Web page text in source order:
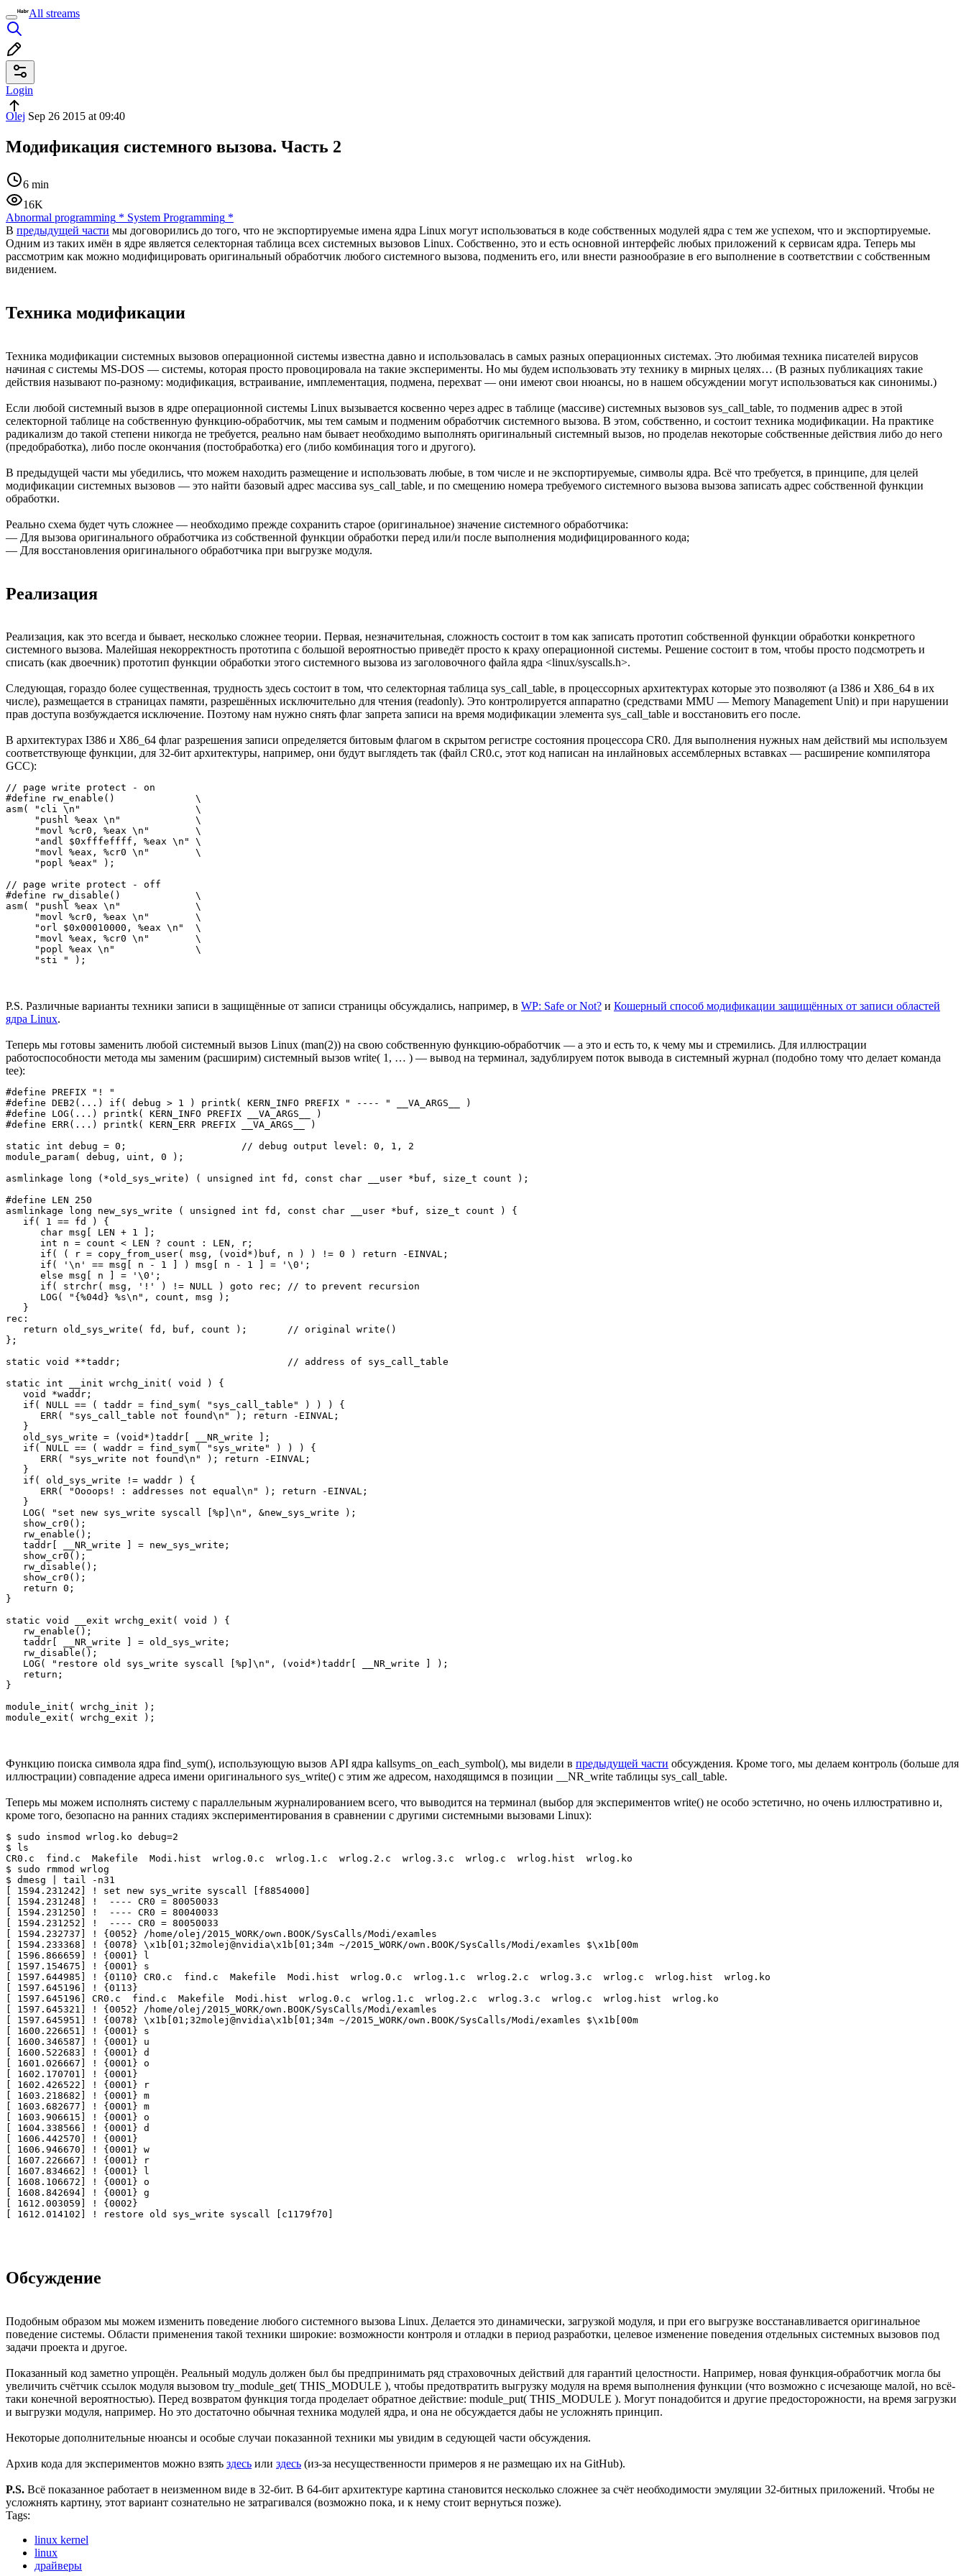
All streams
Login
Olej Sep 26 2015 at 09:40
Модификация системного вызова. Часть 2
6 min
16K
Abnormal programming * System Programming *
В предыдущей части мы договорились до того, что не экспортируемые имена ядра Linux могут использоваться в коде собственных модулей ядра с тем же успехом, что и экспортируемые.
Одним из таких имён в ядре является селекторная таблица всех системных вызовов Linux. Собственно, это и есть основной интерфейс любых приложений к сервисам ядра. Теперь мы
рассмотрим как можно модифицировать оригинальный обработчик любого системного вызова, подменить его, или внести разнообразие в его выполнение в соответствии с собственным
видением.
Техника модификации
Техника модификации системных вызовов операционной системы известна давно и использовалась в самых разных операционных системах. Это любимая техника писателей вирусов
начиная с системы MS-DOS — системы, которая просто провоцировала на такие эксперименты. Но мы будем использовать эту технику в мирных целях… (В разных публикациях такие
действия называют по-разному: модификация, встраивание, имплементация, подмена, перехват — они имеют свои нюансы, но в нашем обсуждении могут использоваться как синонимы.)
Если любой системный вызов в ядре операционной системы Linux вызывается косвенно через адрес в таблице (массиве) системных вызовов sys_call_table, то подменив адрес в этой
селекторной таблице на собственную функцию-обработчик, мы тем самым и подменим обработчик системного вызова. В этом, собственно, и состоит техника модификации. На практике
радикализм до такой степени никогда не требуется, реально нам бывает необходимо выполнять оригинальный системный вызов, но проделав некоторые собственные действия либо до него
(предобработка), либо после окончания (постобработка) его (либо комбинация того и другого).
В предыдущей части мы убедились, что можем находить размещение и использовать любые, в том числе и не экспортируемые, символы ядра. Всё что требуется, в принципе, для целей
модификации системных вызовов — это найти базовый адрес массива sys_call_table, и по смещению номера требуемого системного вызова вызова записать адрес собственной функции
обработки.
Реально схема будет чуть сложнее — необходимо прежде сохранить старое (оригинальное) значение системного обработчика:
— Для вызова оригинального обработчика из собственной функции обработки перед или/и после выполнения модифицированного кода;
— Для восстановления оригинального обработчика при выгрузке модуля.
Реализация
Реализация, как это всегда и бывает, несколько сложнее теории. Первая, незначительная, сложность состоит в том как записать прототип собственной функции обработки конкретного
системного вызова. Малейшая некорректность прототипа с большой вероятностью приведёт просто к краху операционной системы. Решение состоит в том, чтобы просто подсмотреть и
списать (как двоечник) прототип функции обработки этого системного вызова из заголовочного файла ядра <linux/syscalls.h>.
Следующая, гораздо более существенная, трудность здесь состоит в том, что селекторная таблица sys_call_table, в процессорных архитектурах которые это позволяют (а I386 и X86_64 в их
числе), размещается в страницах памяти, разрешённых исключительно для чтения (readonly). Это контролируется аппаратно (средствами MMU — Memory Management Unit) и при нарушении
прав доступа возбуждается исключение. Поэтому нам нужно снять флаг запрета записи на время модификации элемента sys_call_table и восстановить его после.
В архитектурах I386 и X86_64 флаг разрешения записи определяется битовым флагом в скрытом регистре состояния процессора CR0. Для выполнения нужных нам действий мы используем
соответствующе функции, для 32-бит архитектуры, например, они будут выглядеть так (файл CR0.c, этот код написан на инлайновых ассемблерных вставках — расширение компилятора
GCC):
// page write protect - on
#define rw_enable()              \
asm( "cli \n"                    \
     "pushl %eax \n"             \
     "movl %cr0, %eax \n"        \
     "andl $0xfffeffff, %eax \n" \
     "movl %eax, %cr0 \n"        \
     "popl %eax" );
// page write protect - off
#define rw_disable()             \
asm( "pushl %eax \n"             \
     "movl %cr0, %eax \n"        \
     "orl $0x00010000, %eax \n"  \
     "movl %eax, %cr0 \n"        \
     "popl %eax \n"              \
P.S. Различные варианты техники записи в защищённые от записи страницы обсуждались, например, в WP: Safe or Not? и Кошерный способ модификации защищённых от записи областей
ядра Linux.
Теперь мы готовы заменить любой системный вызов Linux (man(2)) на свою собственную функцию-обработчик — а это и есть то, к чему мы и стремились. Для иллюстрации
работоспособности метода мы заменим (расширим) системный вызов write( 1, … ) — вывод на терминал, задублируем поток вывода в системный журнал (подобно тому что делает команда
tee):
#define PREFIX "! "
#define DEB2(...) if( debug > 1 ) printk( KERN_INFO PREFIX " ---- " __VA_ARGS__ )
#define LOG(...) printk( KERN_INFO PREFIX __VA_ARGS__ )
#define ERR(...) printk( KERN_ERR PREFIX __VA_ARGS__ )
static int debug = 0;                    // debug output level: 0, 1, 2
module_param( debug, uint, 0 );
asmlinkage long (*old_sys_write) ( unsigned int fd, const char __user *buf, size_t count );
#define LEN 250
asmlinkage long new_sys_write ( unsigned int fd, const char __user *buf, size_t count ) {
   if( 1 == fd ) {
      char msg[ LEN + 1 ];
      int n = count < LEN ? count : LEN, r;
      if( ( r = copy_from_user( msg, (void*)buf, n ) ) != 0 ) return -EINVAL;
      if( '\n' == msg[ n - 1 ] ) msg[ n - 1 ] = '\0';
      else msg[ n ] = '\0';
      if( strchr( msg, '!' ) != NULL ) goto rec; // to prevent recursion
      LOG( "{%04d} %s\n", count, msg );
   }
rec:
   return old_sys_write( fd, buf, count );       // original write()
};
static void **taddr;                             // address of sys_call_table
static int __init wrchg_init( void ) {
   void *waddr;
   if( NULL == ( taddr = find_sym( "sys_call_table" ) ) ) {
      ERR( "sys_call_table not found\n" ); return -EINVAL;
   }
   old_sys_write = (void*)taddr[ __NR_write ];
   if( NULL == ( waddr = find_sym( "sys_write" ) ) ) {
      ERR( "sys_write not found\n" ); return -EINVAL;
   }
   if( old_sys_write != waddr ) {
      ERR( "Oooops! : addresses not equal\n" ); return -EINVAL;
   }
   LOG( "set new sys_write syscall [%p]\n", &new_sys_write );
   show_cr0();
   rw_enable();
   taddr[ __NR_write ] = new_sys_write;
   show_cr0();
   rw_disable();
   show_cr0();
   return 0;
}
static void __exit wrchg_exit( void ) {
   rw_enable();
   taddr[ __NR_write ] = old_sys_write;
   rw_disable();
   LOG( "restore old sys_write syscall [%p]\n", (void*)taddr[ __NR_write ] );
   return;
}
module_init( wrchg_init );
Функцию поиска символа ядра find_sym(), использующую вызов API ядра kallsyms_on_each_symbol(), мы видели в предыдущей части обсуждения. Кроме того, мы делаем контроль (больше для
иллюстрации) совпадение адреса имени оригинального sys_write() с этим же адресом, находящимся в позиции __NR_write таблицы sys_call_table.
Теперь мы можем исполнять систему с параллельным журналированием всего, что выводится на терминал (выбор для экспериментов write() не особо эстетично, но очень иллюстративно и,
кроме того, безопасно на ранних стадиях экспериментирования в сравнении с другими системными вызовами Linux):
$ sudo insmod wrlog.ko debug=2
$ ls
CR0.c  find.c  Makefile  Modi.hist  wrlog.0.c  wrlog.1.c  wrlog.2.c  wrlog.3.c  wrlog.c  wrlog.hist  wrlog.ko
$ sudo rmmod wrlog
$ dmesg | tail -n31
[ 1594.231242] ! set new sys_write syscall [f8854000]
[ 1594.231248] !  ---- CR0 = 80050033
[ 1594.231250] !  ---- CR0 = 80040033
[ 1594.231252] !  ---- CR0 = 80050033
[ 1594.232737] ! {0052} /home/olej/2015_WORK/own.BOOK/SysCalls/Modi/examles
[ 1594.233368] ! {0078} \x1b[01;32molej@nvidia\x1b[01;34m ~/2015_WORK/own.BOOK/SysCalls/Modi/examles $\x1b[00m
[ 1596.866659] ! {0001} l
[ 1597.154675] ! {0001} s
[ 1597.644985] ! {0110} CR0.c  find.c  Makefile  Modi.hist  wrlog.0.c  wrlog.1.c  wrlog.2.c  wrlog.3.c  wrlog.c  wrlog.hist  wrlog.ko
[ 1597.645196] ! {0113}
[ 1597.645196] CR0.c  find.c  Makefile  Modi.hist  wrlog.0.c  wrlog.1.c  wrlog.2.c  wrlog.3.c  wrlog.c  wrlog.hist  wrlog.ko
[ 1597.645321] ! {0052} /home/olej/2015_WORK/own.BOOK/SysCalls/Modi/examles
[ 1597.645951] ! {0078} \x1b[01;32molej@nvidia\x1b[01;34m ~/2015_WORK/own.BOOK/SysCalls/Modi/examles $\x1b[00m
[ 1600.226651] ! {0001} s
[ 1600.346587] ! {0001} u
[ 1600.522683] ! {0001} d
[ 1601.026667] ! {0001} o
[ 1602.170701] ! {0001}
[ 1602.426522] ! {0001} r
[ 1603.218682] ! {0001} m
[ 1603.682677] ! {0001} m
[ 1603.906615] ! {0001} o
[ 1604.338566] ! {0001} d
[ 1606.442570] ! {0001}
[ 1606.946670] ! {0001} w
[ 1607.226667] ! {0001} r
[ 1607.834662] ! {0001} l
[ 1608.106672] ! {0001} o
[ 1608.842694] ! {0001} g
[ 1612.003059] ! {0002}
Обсуждение
Подобным образом мы можем изменить поведение любого системного вызова Linux. Делается это динамически, загрузкой модуля, и при его выгрузке восстанавливается оригинальное
поведение системы. Области применения такой техники широкие: возможности контроля и отладки в период разработки, целевое изменение поведения отдельных системных вызовов под
задачи проекта и другое.
Показанный код заметно упрощён. Реальный модуль должен был бы предпринимать ряд страховочных действий для гарантий целостности. Например, новая функция-обработчик могла бы
увеличить счётчик ссылок модуля вызовом try_module_get( THIS_MODULE ), чтобы предотвратить выгрузку модуля на время выполнения функции (что возможно с исчезающе малой, но всё-
таки конечной вероятностью). Перед возвратом функция тогда проделает обратное действие: module_put( THIS_MODULE ). Могут понадобится и другие предосторожности, на время загрузки
и выгрузки модуля, например. Но это достаточно обычная техника модулей ядра, и она не обсуждается дабы не усложнять принцип.
Некоторые дополнительные нюансы и особые случаи показанной техники мы увидим в седующей части обсуждения.
Архив кода для экспериментов можно взять здесь или здесь (из-за несущественности примеров я не размещаю их на GitHub).
P.S. Всё показанное работает в неизменном виде в 32-бит. В 64-бит архитектуре картина становится несколько сложнее за счёт необходимости эмуляции 32-битных приложений. Чтобы не
усложнять картину, этот вариант сознательно не затрагивался (возможно пока, и к нему стоит вернуться позже).
Tags:
linux kernel
linux
драйверы